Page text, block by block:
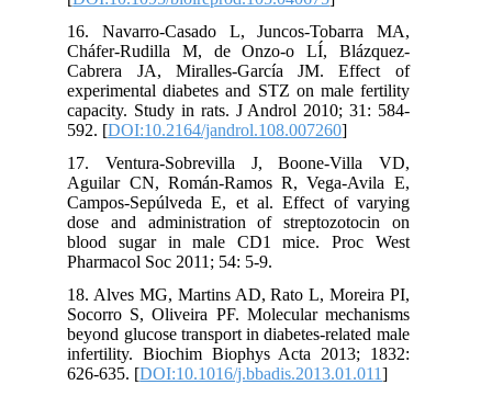
16. Navarro-Casado L, Juncos-Tobarra MA,
Cháfer-Rudilla M, de Onzo-o LÍ, Blázquez-
Cabrera JA, Miralles-García JM. Effect of
experimental diabetes and STZ on male fertility
capacity. Study in rats. J Androl 2010; 31: 584-
592. [DOI:10.2164/jandrol.108.007260
17. Ventura-Sobrevilla J, Boone-Villa VD,
Aguilar CN, Román-Ramos R, Vega-Avila E,
Campos-Sepúlveda E, et al. Effect of varying
dose and administration of streptozotocin on
blood sugar in male CD1 mice. Proc West
Pharmacol Soc 2011; 54: 5-9.
18. Alves MG, Martins AD, Rato L, Moreira PI,
Socorro S, Oliveira PF. Molecular mechanisms
beyond glucose transport in diabetes-related male
infertility. Biochim Biophys Acta 2013; 1832:
626-635. [DOI:10.1016/j.bbadis.2013.01.011